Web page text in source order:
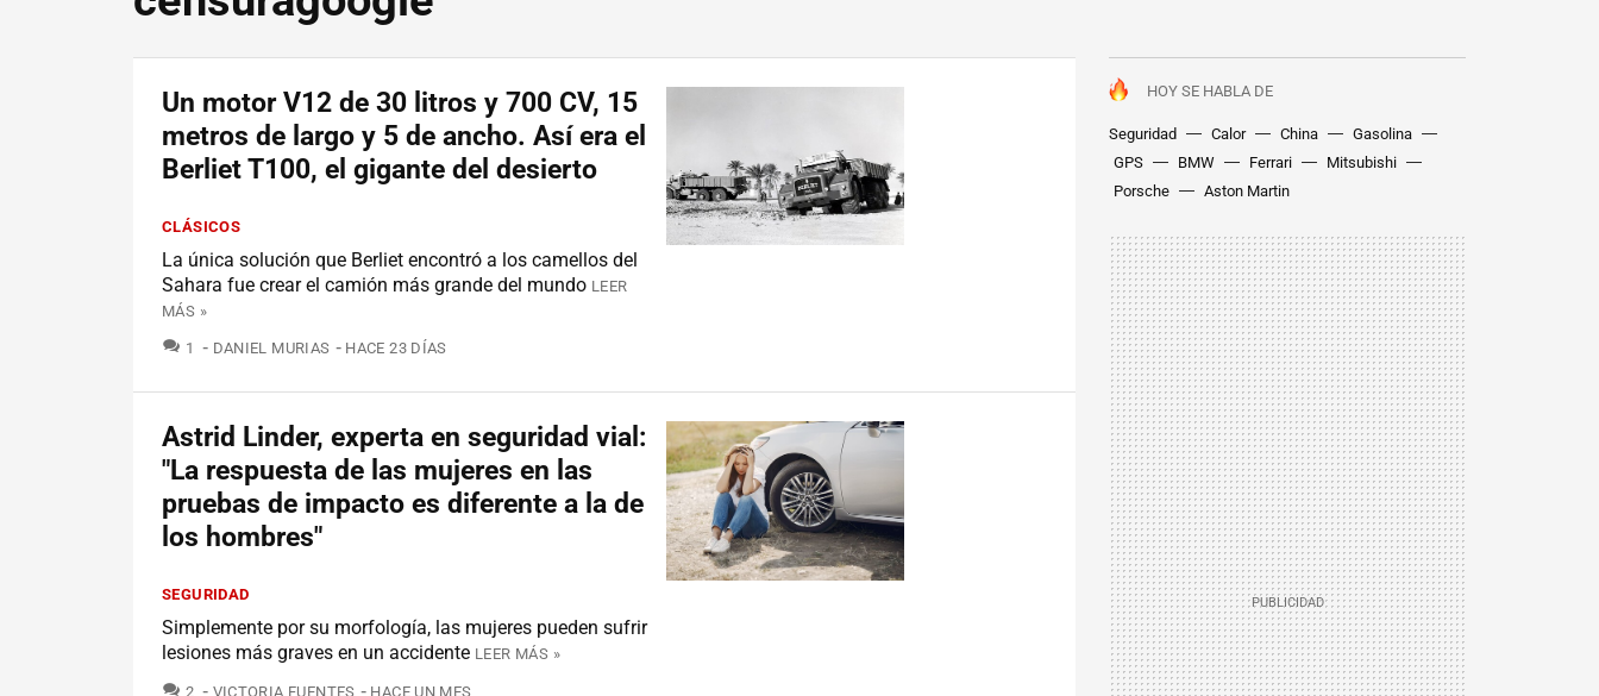
HOY SE HABLA DE
Seguridad Calor China
Gasolina
GPS
BMW Ferrari
Mitsubishi
Porsche
Aston Martin
Un motor V12 de 30 litros y 700 CV, 15
metros de largo y 5 de ancho. Así era el
Berliet T100, el gigante del desierto
CLÁSICOS
La única solución que Berliet encontró a los camellos del
Sahara fue crear el camión más grande del mundo LEER
MÁS »
1 COMENTARIOS
DANIEL MURIAS HACE 23 DÍAS
Astrid Linder, experta en seguridad vial:
"La respuesta de las mujeres en las
pruebas de impacto es diferente a la de
los hombres"
SEGURIDAD
Simplemente por su morfología, las mujeres pueden sufrir
lesiones más graves en un accidente LEER MÁS »
2 COMENTARIOS
VICTORIA FUENTES HACE UN MES